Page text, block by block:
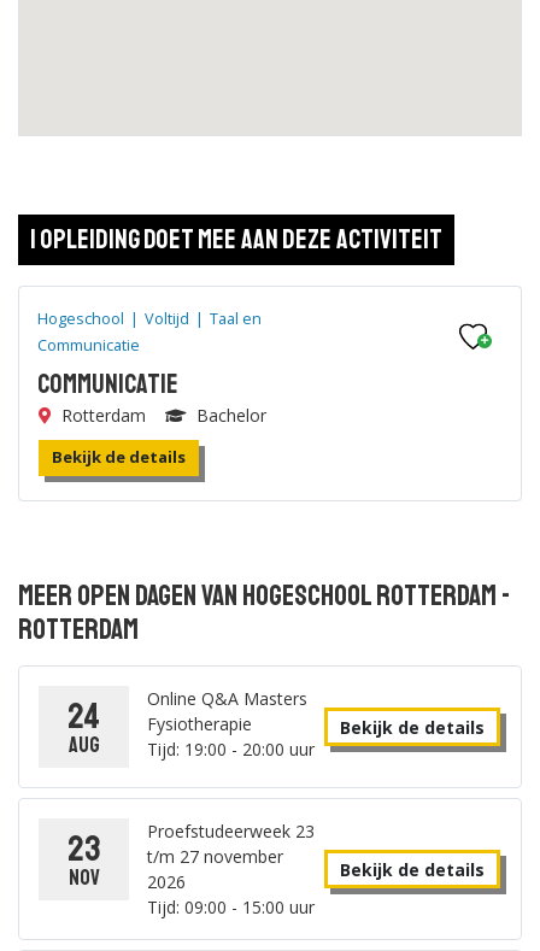
1 opleiding doet mee aan deze activiteit
Hogeschool | Voltijd | Taal en
Communicatie
Communicatie
Rotterdam Bachelor
Bekijk de details
Meer open dagen van Hogeschool Rotterdam -
Rotterdam
24
aug
Online Q&A Masters
Fysiotherapie
Tijd: 19:00 - 20:00 uur
Bekijk de details
23
nov
Proefstudeerweek 23
t/m 27 november
2026
Tijd: 09:00 - 15:00 uur
Bekijk de details